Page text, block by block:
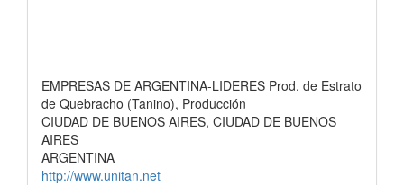
EMPRESAS DE ARGENTINA-LIDERES Prod. de Estrato
de Quebracho (Tanino), Producción
CIUDAD DE BUENOS AIRES, CIUDAD DE BUENOS
AIRES
ARGENTINA
http://www.unitan.net